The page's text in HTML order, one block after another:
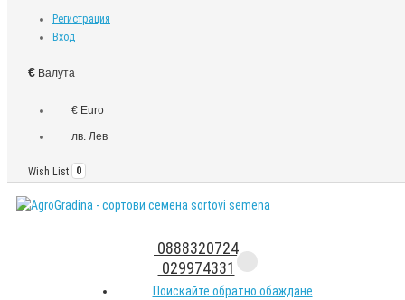
Регистрация
Вход
€ Валута
€ Euro
лв. Лев
Wish List 0
0888320724
029974331
Поискайте обратно обаждане